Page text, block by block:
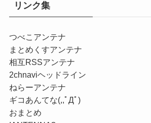
リンク集
つべこアンテナ
まとめくすアンテナ
相互RSSアンテナ
2chnaviヘッドライン
ねらーアンテナ
ギコあんてな(,,ﾟДﾟ)
おまとめ